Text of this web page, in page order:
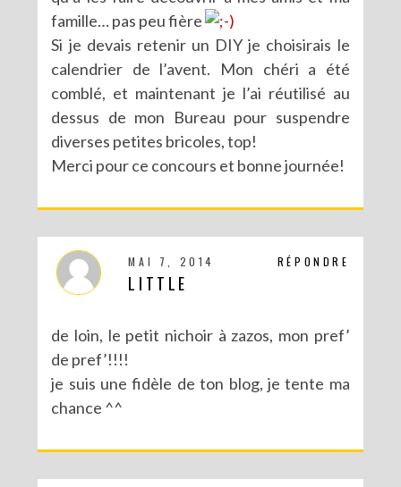
famille… pas peu fière
Si je devais retenir un DIY je choisirais le
calendrier de l’avent. Mon chéri a été
comblé, et maintenant je l’ai réutilisé au
dessus de mon Bureau pour suspendre
diverses petites bricoles, top!
Merci pour ce concours et bonne journée!
RÉPONDRE
MAI 7, 2014
LITTLE
de loin, le petit nichoir à zazos, mon pref’
de pref’!!!!
je suis une fidèle de ton blog, je tente ma
chance ^^